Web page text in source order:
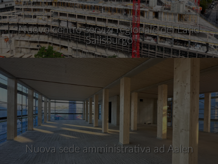
Nuovo centro servizi regionale del Land
Salisburgo
Nuova sede amministrativa ad Aalen